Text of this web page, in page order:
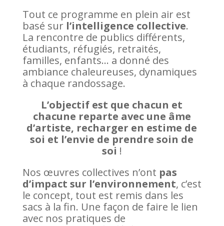
Tout ce programme en plein air est
basé sur l’intelligence collective.
La rencontre de publics différents,
étudiants, réfugiés, retraités,
familles, enfants… a donné des
ambiance chaleureuses, dynamiques
à chaque randossage.
L’objectif est que chacun et
chacune reparte avec une âme
d’artiste, recharger en estime de
soi et l’envie de prendre soin de
soi !
Nos œuvres collectives n’ont pas
d’impact sur l’environnement, c’est
le concept, tout est remis dans les
sacs à la fin. Une façon de faire le lien
avec nos pratiques de